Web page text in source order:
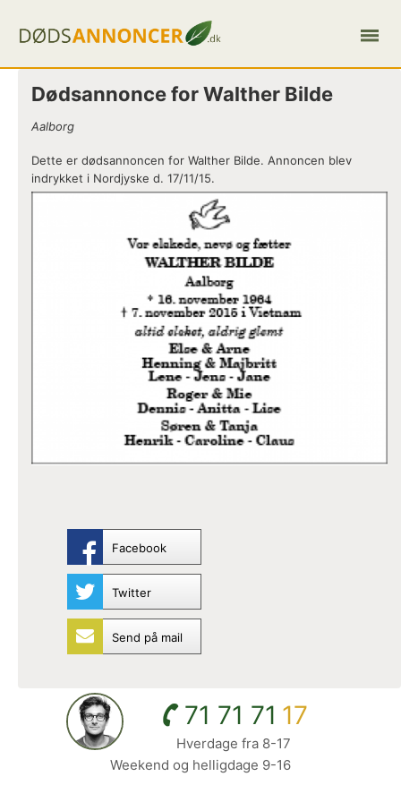
Dødsannonce for Walther Bilde
Aalborg
Facebook
Twitter
Send på mail
Dette er dødsannoncen for Walther Bilde. Annoncen blev
indrykket i Nordjyske d. 17/11/15.
71 71 71 17
Hverdage fra 8-17
Weekend og helligdage 9-16